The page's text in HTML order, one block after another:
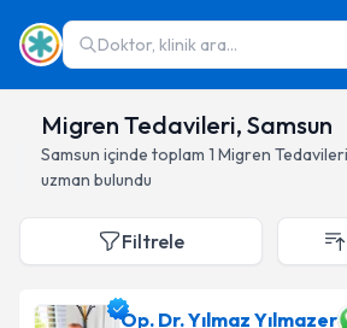
Doktor, klinik ara...
Migren Tedavileri, Samsun
Samsun içinde toplam 1 Migren Tedavileri
uzman bulundu
Filtrele
Op. Dr. Yılmaz Yılmazer